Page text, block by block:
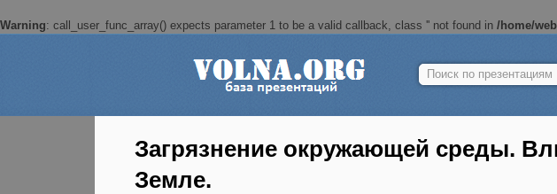
Warning: call_user_func_array() expects parameter 1 to be a valid callback, class '' not found in /home/
Найти:
Загрязнение окружающей среды.
Земле.